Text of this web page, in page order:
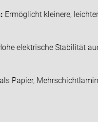
Ermöglicht kleinere,
elektrische Stabilität
Papier,